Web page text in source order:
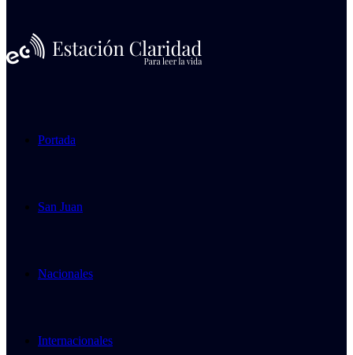
Portada
San Juan
Nacionales
Internacionales